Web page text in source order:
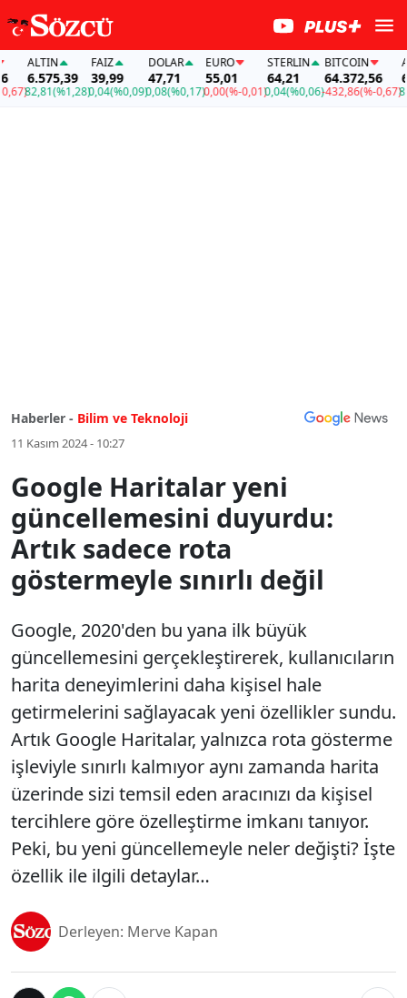
ALTIN
6.575,39
82,81(%1,28)
FAİZ
39,99
0,04(%0,09)
DOLAR
47,71
0,08(%0,17)
EURO
55,01
0,00(%-0,01)
STERLIN
64,21
0,04(%0,06)
BITCOIN
64.372,56
-432,86(%-0,67)82,81
Haberler - Bilim ve Teknoloji
11 Kasım 2024 - 10:27
Google Haritalar yeni
güncellemesini duyurdu:
Artık sadece rota
göstermeyle sınırlı değil
Google, 2020'den bu yana ilk büyük
güncellemesini gerçekleştirerek, kullanıcıların
harita deneyimlerini daha kişisel hale
getirmelerini sağlayacak yeni özellikler sundu.
Artık Google Haritalar, yalnızca rota gösterme
işleviyle sınırlı kalmıyor aynı zamanda harita
üzerinde sizi temsil eden aracınızı da kişisel
tercihlere göre özelleştirme imkanı tanıyor.
Peki, bu yeni güncellemeyle neler değişti? İşte
özellik ile ilgili detaylar…
Derleyen: Merve Kapan